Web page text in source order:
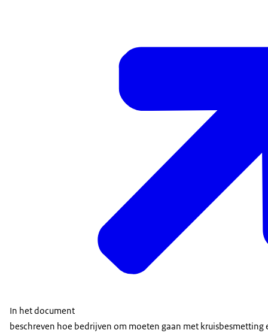
In het document
beschreven hoe bedrijven om moeten gaan met